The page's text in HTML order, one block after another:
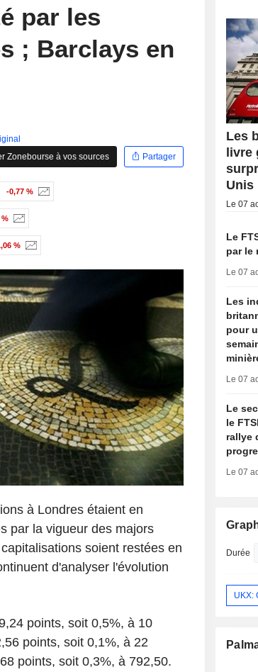
par les
; Barclays en
Zonebourse à vos sources
Partager
-0,77 %
%
%
à Londres étaient en
par la vigueur des majors
soient restées en
d'analyser l'évolution
points, soit 0,5%, à 10
points, soit 0,1%, à 22
points, soit 0,3%, à 792,50.
Les
livre
Unis
Le 07
Le
par le
Le 07
Les
pour
Le 07
Le
le
rallye
Le 07
Durée
UKX: